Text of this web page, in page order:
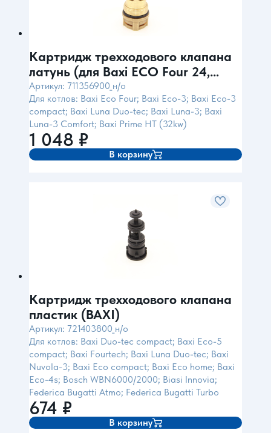
Картридж трехходового клапана
латунь (для Baxi ECO Four 24,
ECO-3, LUNA-3)
Артикул: 711356900_н/о
Для котлов: Baxi Eco Four; Baxi Eco-3; Baxi Eco-3
compact; Baxi Luna Duo-tec; Baxi Luna-3; Baxi
Luna-3 Comfort; Baxi Prime HT (32kw)
1 048 ₽
В корзину
Картридж трехходового клапана
пластик (BAXI)
Артикул: 721403800_н/о
Для котлов: Baxi Duo-tec compact; Baxi Eco-5
compact; Baxi Fourtech; Baxi Luna Duo-tec; Baxi
Nuvola-3; Baxi Eco compact; Baxi Eco home; Baxi
Eco-4s; Bosch WBN6000/2000; Biasi Innovia;
Federica Bugatti Atmo; Federica Bugatti Turbo
674 ₽
В корзину